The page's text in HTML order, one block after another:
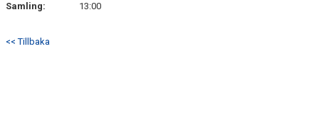
Samling:
13:00
<< Tillbaka